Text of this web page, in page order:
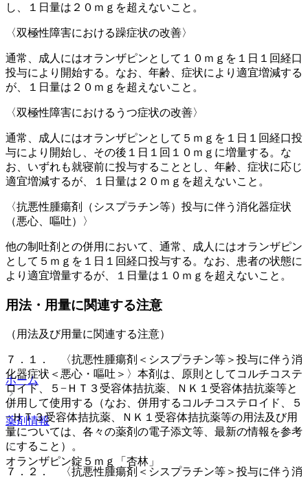
し、１日量は２０ｍｇを超えないこと。
〈双極性障害における躁症状の改善〉
通常、成人にはオランザピンとして１０ｍｇを１日１回経口
投与により開始する。なお、年齢、症状により適宜増減する
が、１日量は２０ｍｇを超えないこと。
〈双極性障害におけるうつ症状の改善〉
通常、成人にはオランザピンとして５ｍｇを１日１回経口投
与により開始し、その後１日１回１０ｍｇに増量する。な
お、いずれも就寝前に投与することとし、年齢、症状に応じ
適宜増減するが、１日量は２０ｍｇを超えないこと。
〈抗悪性腫瘍剤（シスプラチン等）投与に伴う消化器症状
（悪心、嘔吐）〉
他の制吐剤との併用において、通常、成人にはオランザピン
として５ｍｇを１日１回経口投与する。なお、患者の状態に
より適宜増量するが、１日量は１０ｍｇを超えないこと。
用法・用量に関連する注意
（用法及び用量に関連する注意）
７．１． 〈抗悪性腫瘍剤＜シスプラチン等＞投与に伴う消
化器症状＜悪心・嘔吐＞〉本剤は、原則としてコルチコステ
ロイド、５−ＨＴ３受容体拮抗薬、ＮＫ１受容体拮抗薬等と
併用して使用する（なお、併用するコルチコステロイド、５
−ＨＴ３受容体拮抗薬、ＮＫ１受容体拮抗薬等の用法及び用
量については、各々の薬剤の電子添文等、最新の情報を参考
にすること）。
７．２． 〈抗悪性腫瘍剤＜シスプラチン等＞投与に伴う消
ホーム
薬剤情報
オランザピン錠５ｍｇ「杏林」